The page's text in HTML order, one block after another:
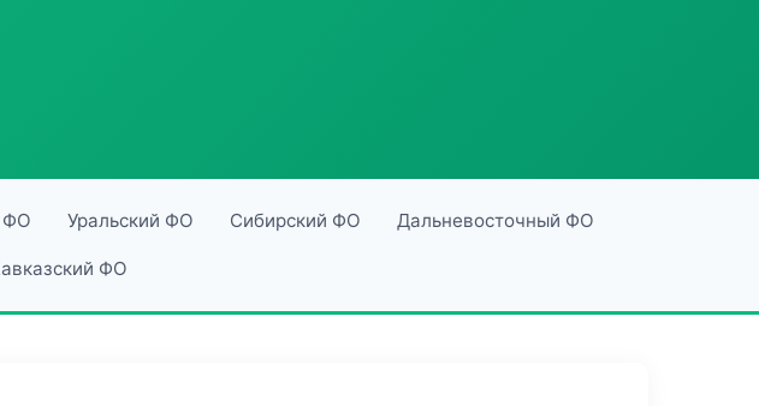
ФО Уральский ФО Сибирский ФО Дальневосточный ФО
ФО